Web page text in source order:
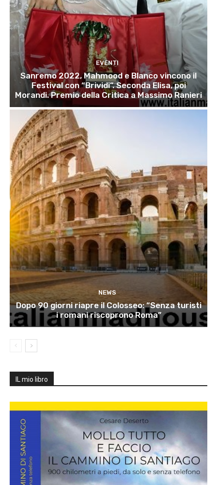
EVENTI
Sanremo 2022, Mahmood e Blanco vincono il
Festival con “Brividi”. Seconda Elisa, poi
Morandi. Premio della Critica a Massimo Ranieri
NEWS
Dopo 90 giorni riapre il Colosseo: “Senza turisti
i romani riscoprono Roma”
IL mio libro